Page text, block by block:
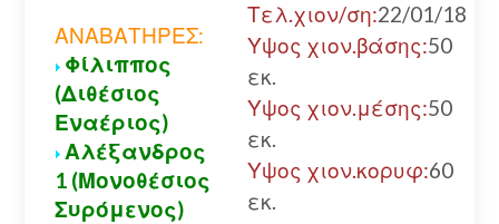
ΑΝΑΒΑΤΗΡΕΣ:
Φίλιππος
(Διθέσιος
Εναέριος)
Αλέξανδρος
1 (Μονοθέσιος
Συρόμενος)
Τελ.χιον/ση:22/01/18
Υψος χιον.βάσης:50
εκ.
Υψος χιον.μέσης:50
εκ.
Υψος χιον.κορυφ:60
εκ.